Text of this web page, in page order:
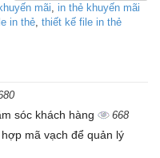
mãi in thẻ khuyến mãi
in thẻ thiết kế file in thẻ
sóc khách hàng 668
mã vạch để quản lý